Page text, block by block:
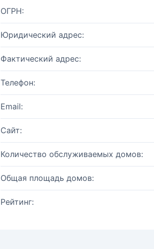
ОГРН:
Юридический адрес:
Фактический адрес:
Телефон:
Email:
Сайт:
Количество обслуживаемых домов:
Общая площадь домов:
Рейтинг: